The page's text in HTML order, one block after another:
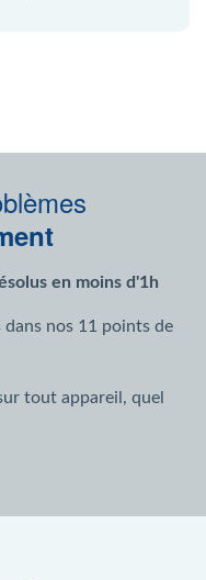
en moins d'1h
nos 11 points de
tout appareil, quel